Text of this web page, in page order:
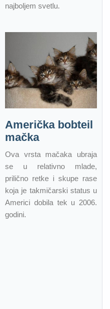
najboljem svetlu.
Američka bobteil
mačka
Ova vrsta mačaka ubraja
se u relativno mlade,
prilično retke i skupe rase
koja je takmičarski status u
Americi dobila tek u 2006.
godini.